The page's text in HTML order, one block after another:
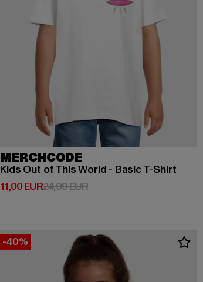
MERCHCODE
Kids Out of This World - Basic T-Shirt
11,00 EUR
Derzeitiger Preis: 11,00 EUR
24,99 EURAktionspreis: 24,99 EUR
-40%